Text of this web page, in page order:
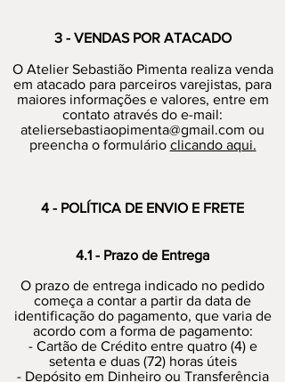
3 - VENDAS POR ATACADO
O Atelier Sebastião Pimenta realiza venda
em atacado para parceiros varejistas, para
maiores informações e valores, entre em
contato através do e-mail:
ateliersebastiaopimenta@gmail.com ou
preencha o formulário clicando aqui.
4 - POLÍTICA DE ENVIO E FRETE
4.1 - Prazo de Entrega
O prazo de entrega indicado no pedido
começa a contar a partir da data de
identificação do pagamento, que varia de
acordo com a forma de pagamento:
- Cartão de Crédito entre quatro (4) e
setenta e duas (72) horas úteis
- Depósito em Dinheiro ou Transferência